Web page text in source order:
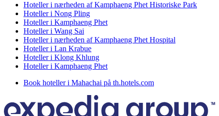
Hoteller i nærheden af Kamphaeng Phet Historiske Park
Hoteller i Nong Pling
Hoteller i Kamphaeng Phet
Hoteller i Wang Sai
Hoteller i nærheden af Kamphaeng Phet Hospital
Hoteller i Lan Krabue
Hoteller i Klong Khlung
Hoteller i Kamphaeng Phet
Book hoteller i Mahachai på th.hotels.com